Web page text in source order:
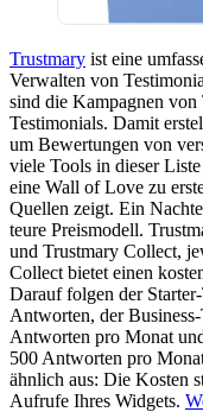
Trustmary ist eine
Verwalten von
sind die Kampagnen
Testimonials. Damit
um Bewertungen von
viele Tools in dieser
eine Wall of Love zu
Quellen zeigt. Ein
teure Preismodell.
und Trustmary Collect,
Collect bietet einen
Darauf folgen der
Antworten, der
Antworten pro Monat
500 Antworten pro
ähnlich aus: Die Kosten
Aufrufe Ihres Widgets.